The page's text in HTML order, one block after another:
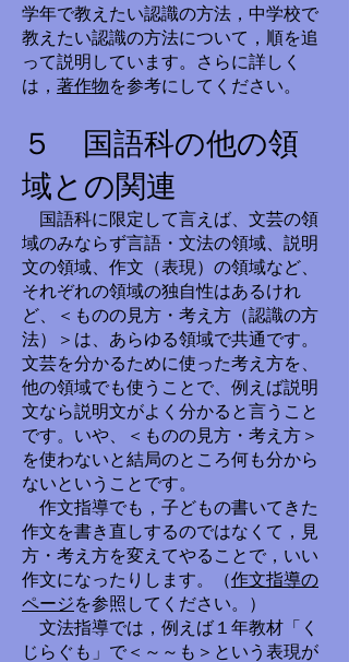
学年で教えたい認識の方法，中学校で
教えたい認識の方法について，順を追
って説明しています。さらに詳しく
は， 著作物を参考にしてください。
５ 国語科の他の領
域との関連
国語科に限定して言えば、文芸の領
域のみならず言語・文法の領域、説明
文の領域、作文（表現）の領域など、
それぞれの領域の独自性はあるけれ
ど、＜ものの見方・考え方（認識の方
法）＞は、あらゆる領域で共通です。
文芸を分かるために使った考え方を、
他の領域でも使うことで、例えば説明
文なら説明文がよく分かると言うこと
です。いや、＜ものの見方・考え方＞
を使わないと結局のところ何も分から
ないということです。
作文指導でも，子どもの書いてきた
作文を書き直しするのではなくて，見
方・考え方を変えてやることで，いい
作文になったりします。（作文指導の
ページを参照してください。）
文法指導では，例えば１年教材「く
じらぐも」で＜～～も＞という表現が